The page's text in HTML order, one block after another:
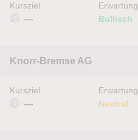
Kursziel
—
Erwartung
Bullisch
Knorr-Bremse AG
Kursziel
—
Erwartung
Neutral